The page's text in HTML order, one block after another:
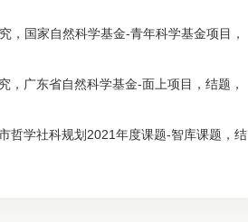
，国家自然科学基金-青年科学基金项目 ，
，广东省自然科学基金-面上项目 ，结题，
哲学社科规划2021年度课题-智库课题 ， 结